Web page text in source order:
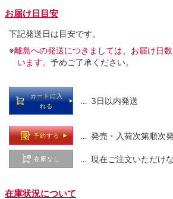
お届け日目安
下記発送日は目安です。
※離島への発送につきましては、お届け日
います。 予めご了承ください。
カートに入
れる
… 3日以内発送
予約する … 発売・入荷次第順次
在庫なし … 現在ご注文いただけ
在庫状況について